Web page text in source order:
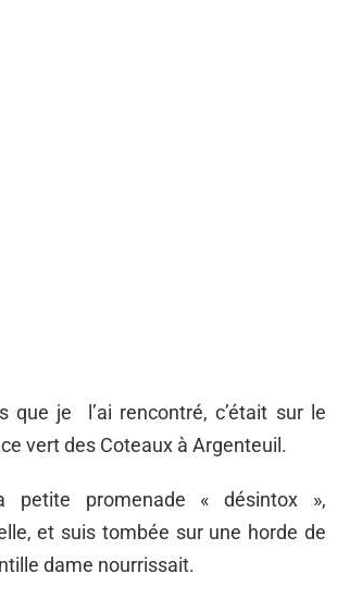
que je l’ai rencontré, c’était sur le
vert des Coteaux à Argenteuil.
petite promenade « désintox »,
et suis tombée sur une horde de
dame nourrissait.